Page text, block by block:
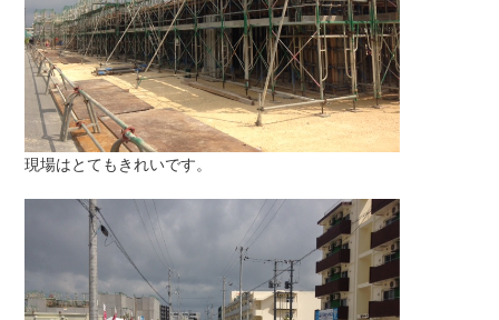
現場はとてもきれいです。